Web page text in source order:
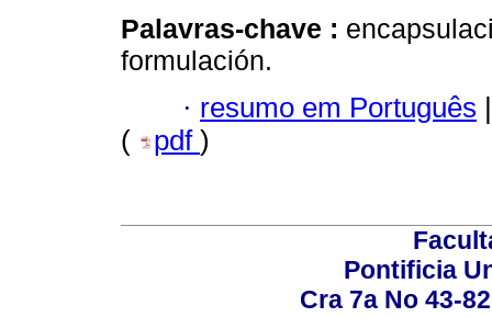
Palavras-chave :
formulación.
· resumo em Português |
(
pdf )
Pontificia
Cra 7a No 43-